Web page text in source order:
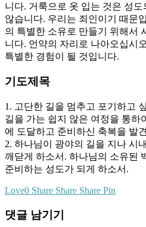
니다. 거룩으로 옷 입는 것은 성도
않습니다. 우리는 죄인이기 때문
의 특별한 소유로 만들기 위해서
니다. 언약의 자리로 나아오십시
특별한 경험이 될 것입니다.
기도제목
1. 고단한 길을 멈추고 포기하고
길을 가는 쉽지 않은 여정을 통하
에 도달하고 준비하신 축복을 발
2. 하나님이 광야의 길을 지나 시
깨닫게 하소서. 하나님의 소유된
준비하는 성도가 되게 하소서.
Love0 Share Share Share Pin
댓글 남기기